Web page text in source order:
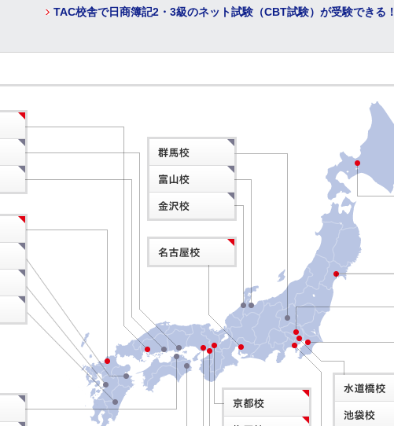
TAC校舎で日商簿記2・3級のネット試験（CBT試験）が受験できる！